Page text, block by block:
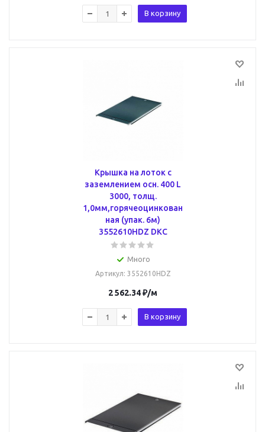
В корзину
Крышка на лоток с
заземлением осн. 400 L
3000, толщ.
1,0мм,горячеоцинкован
ная (упак. 6м)
3552610HDZ DKC
Много
Артикул: 3552610HDZ
2 562.34₽/м
В корзину